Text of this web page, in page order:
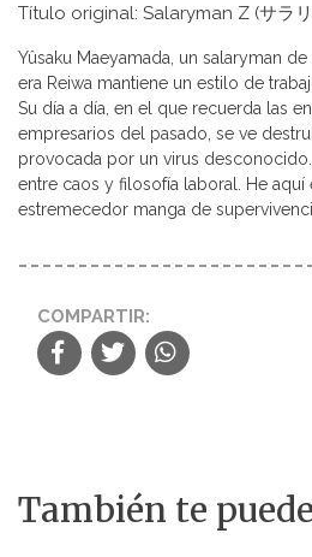
Título original: Salaryman Z (サラ
Yûsaku Maeyamada, un salaryman
era Reiwa mantiene un estilo de
Su día a día, en el que recuerda las
empresarios del pasado, se ve
provocada por un virus
entre caos y filosofía laboral. He
estremecedor manga de
COMPARTIR:
También te